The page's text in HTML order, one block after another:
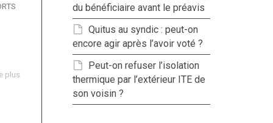
plus
du bénéficiaire avant le préavis
Quitus au syndic : peut-on
encore agir après l’avoir voté ?
Peut-on refuser l’isolation
thermique par l’extérieur ITE de
son voisin ?